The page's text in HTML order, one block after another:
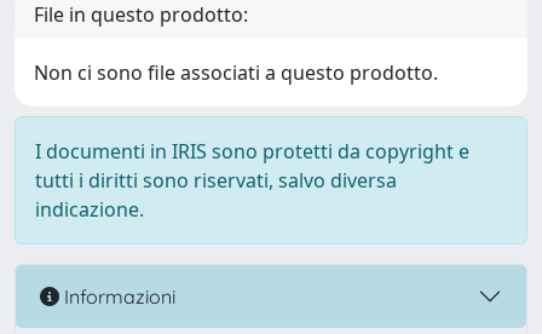
File in questo prodotto:
Non ci sono file associati a questo prodotto.
I documenti in IRIS sono protetti da copyright e
tutti i diritti sono riservati, salvo diversa
indicazione.
Informazioni